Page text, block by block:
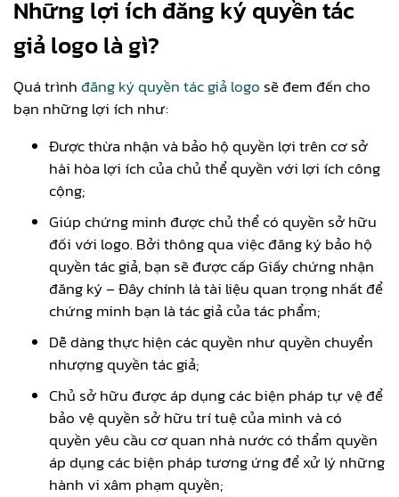
Những lợi ích đăng ký quyền tác
giả logo là gì?
Quá trìnhđăng ký quyền tác giả logosẽ đem đến cho
bạn những lợi ích như:
Được thừa nhận và bảo hộ quyền lợi trên cơ sở
hài hòa lợi ích của chủ thể quyền với lợi ích công
cộng;
Giúp chứng minh được chủ thể có quyền sở hữu
đối với logo. Bởi thông qua việc đăng ký bảo hộ
quyền tác giả, bạn sẽ được cấp Giấy chứng nhận
đăng ký – Đây chính là tài liệu quan trọng nhất để
chứng minh bạn là tác giả của tác phẩm;
Dễ dàng thực hiện các quyền như quyền chuyển
nhượng quyền tác giả;
Chủ sở hữu được áp dụng các biện pháp tự vệ để
bảo vệ quyền sở hữu trí tuệ của mình và có
quyền yêu cầu cơ quan nhà nước có thẩm quyền
áp dụng các biện pháp tương ứng để xử lý những
hành vi xâm phạm quyền;